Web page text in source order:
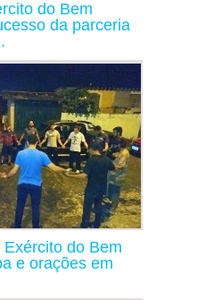
do Bem
da parceria
do Bem
e orações em